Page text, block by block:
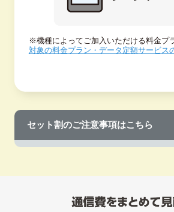
※機種によってご加入いただける料金プ
対象の料金プラン・データ定額サービス
セット割のご注意事項はこちら